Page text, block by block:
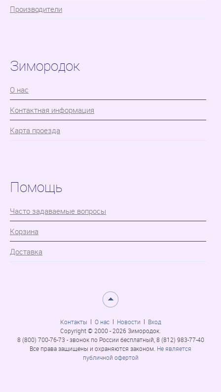
Производители
Зимородок
О нас
Контактная информация
Карта проезда
Помощь
Часто задаваемые вопросы
Корзина
Доставка
Контакты О нас Новости
Вход
Copyright © 2000 - 2026 Зимородок.
8 (800) 700-76-73 - звонок по России бесплатный, 8 (812) 983-77-40
Все права защищены и охраняются законом. Не является
публичной офертой